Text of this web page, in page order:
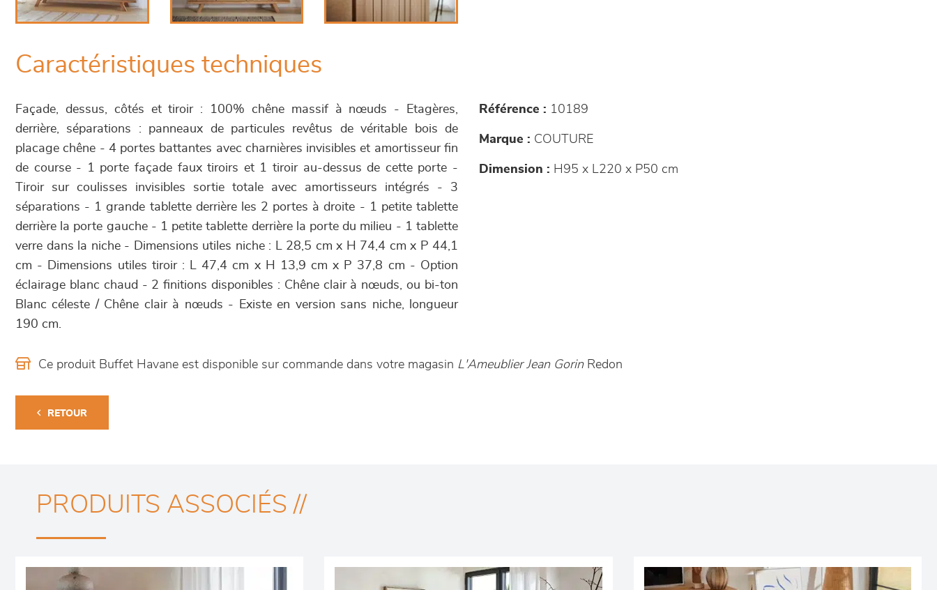
Caractéristiques techniques
Façade, dessus, côtés et tiroir : 100% chêne massif à nœuds - Etagères,
derrière, séparations : panneaux de particules revêtus de véritable bois de
placage chêne - 4 portes battantes avec charnières invisibles et amortisseur fin
de course - 1 porte façade faux tiroirs et 1 tiroir au-dessus de cette porte -
Tiroir sur coulisses invisibles sortie totale avec amortisseurs intégrés - 3
séparations - 1 grande tablette derrière les 2 portes à droite - 1 petite tablette
derrière la porte gauche - 1 petite tablette derrière la porte du milieu - 1 tablette
verre dans la niche - Dimensions utiles niche : L 28,5 cm x H 74,4 cm x P 44,1
cm - Dimensions utiles tiroir : L 47,4 cm x H 13,9 cm x P 37,8 cm - Option
éclairage blanc chaud - 2 finitions disponibles : Chêne clair à nœuds, ou bi-ton
Blanc céleste / Chêne clair à nœuds - Existe en version sans niche, longueur
190 cm.
Référence : 10189
Marque : COUTURE
Dimension : H95 x L220 x P50 cm
Ce produit Buffet Havane est disponible sur commande dans votre magasin L'Ameublier Jean GorinRedon
RETOUR
PRODUITS ASSOCIÉS //